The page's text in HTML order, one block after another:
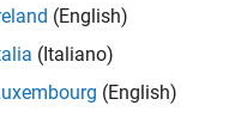
(English)
(Italiano)
(English)